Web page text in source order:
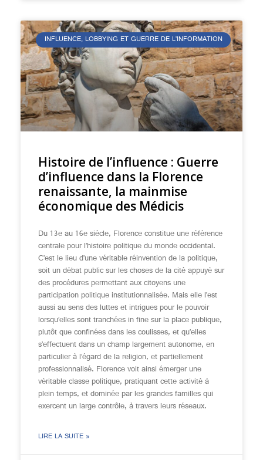
INFLUENCE, LOBBYING ET GUERRE DE L’INFORMATION
Histoire de l’influence : Guerre
d’influence dans la Florence
renaissante, la mainmise
économique des Médicis
Du 13e au 16e siècle, Florence constitue une référence
centrale pour l’histoire politique du monde occidental.
C’est le lieu d’une véritable réinvention de la politique,
soit un débat public sur les choses de la cité appuyé sur
des procédures permettant aux citoyens une
participation politique institutionnalisée. Mais elle l’est
aussi au sens des luttes et intrigues pour le pouvoir
lorsqu’elles sont tranchées in fine sur la place publique,
plutôt que confinées dans les coulisses, et qu’elles
s’effectuent dans un champ largement autonome, en
particulier à l’égard de la religion, et partiellement
professionnalisé. Florence voit ainsi émerger une
véritable classe politique, pratiquant cette activité à
plein temps, et dominée par les grandes familles qui
exercent un large contrôle, à travers leurs réseaux.
LIRE LA SUITE »